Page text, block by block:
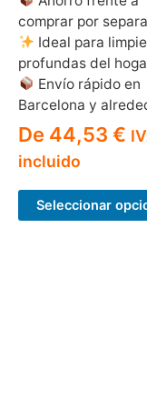
comprar por
Ideal para
profundas del
Envío rápido en
Barcelona y
De 44,53 €
incluido
Seleccionar